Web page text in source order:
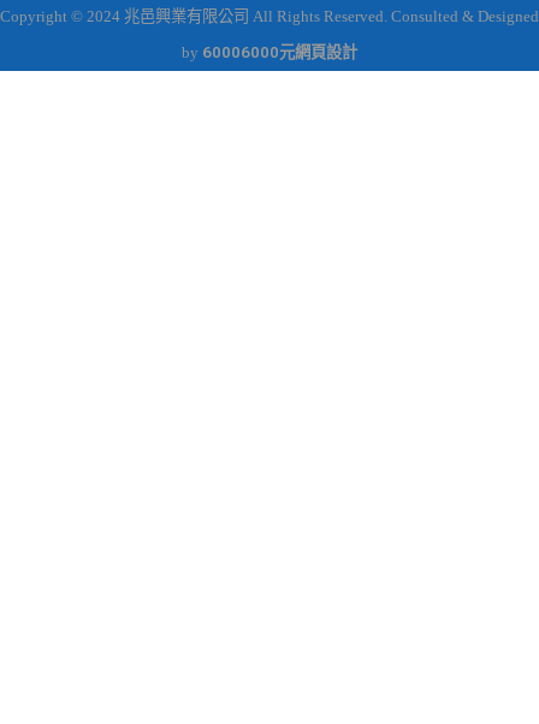
Copyright © 2024 兆邑興業有限公司 All Rights Reserved. Consulted & Designed
by 60006000元網頁設計